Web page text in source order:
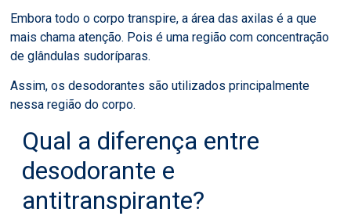
Embora todo o corpo transpire, a área das axilas é a que
mais chama atenção. Pois é uma região com concentração
de glândulas sudoríparas.
Assim, os desodorantes são utilizados principalmente
nessa região do corpo.
Qual a diferença entre
desodorante e
antitranspirante?